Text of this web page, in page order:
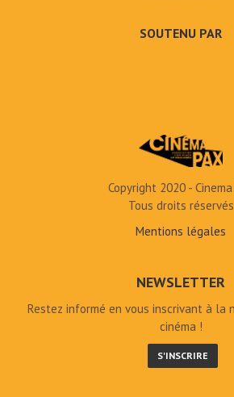
SOUTENU PAR
Copyright 2020 -
Tous droits réservés
Mentions légales
NEWSLETTER
Restez informé en vous inscrivant à la
cinéma !
S'INSCRIRE